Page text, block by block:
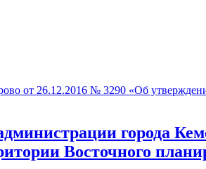
от 26.12.2016 № 3290 «Об
города
Восточного